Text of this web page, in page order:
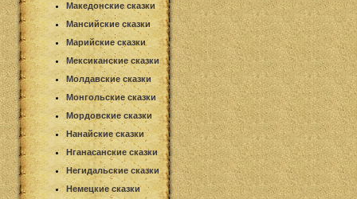
Македонские сказки
Мансийские сказки
Марийские сказки
Мексиканские сказки
Молдавские сказки
Монгольские сказки
Мордовские сказки
Нанайские сказки
Нганасанские сказки
Негидальские сказки
Немецкие сказки